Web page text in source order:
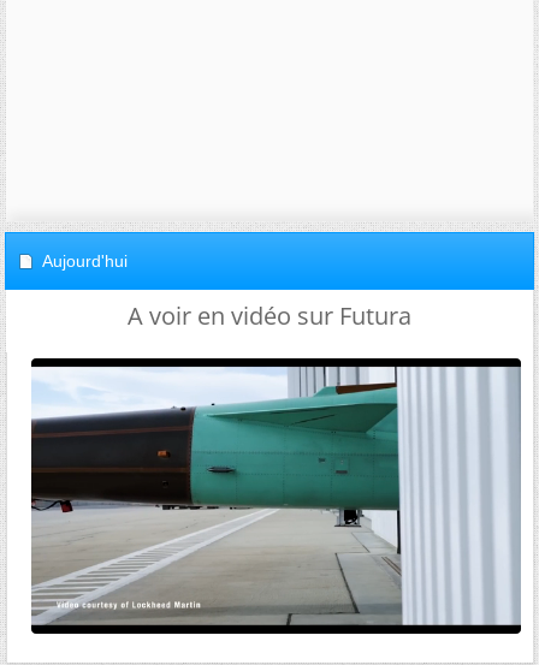
Aujourd'hui
A voir en vidéo sur Futura